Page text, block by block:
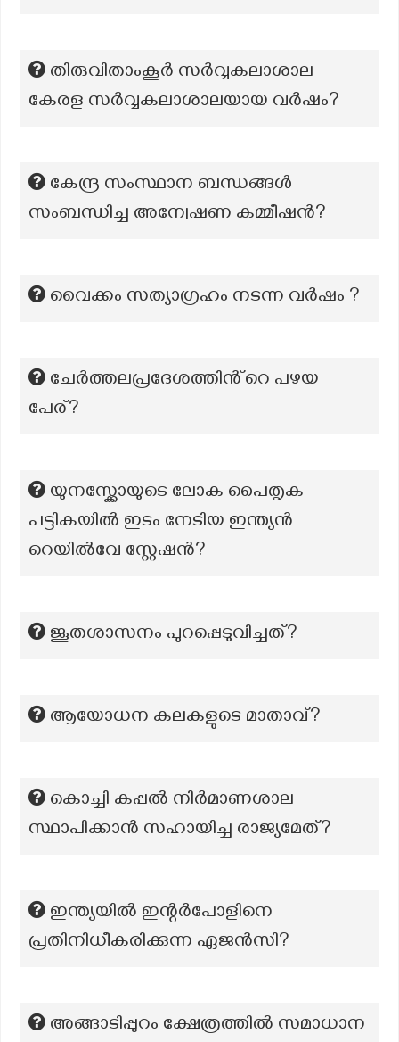
തിരുവിതാംകൂർ സർവ്വകലാശാല
കേരള സർവ്വകലാശാലയായ വർഷം?
കേന്ദ്ര സംസ്ഥാന ബന്ധങ്ങൾ
സംബന്ധിച്ച അന്വേഷണ കമ്മീഷന്‍?
വൈക്കം സത്യാഗ്രഹം നടന്ന വർഷം ?
ചേർത്തലപ്രദേശത്തിൻ്റെ പഴയ
പേര്?
യുനസ്ക്കോയുടെ ലോക പൈതൃക
പട്ടികയിൽ ഇടം നേടിയ ഇന്ത്യൻ
റെയിൽവേ സ്റ്റേഷൻ?
ജൂതശാസനം പുറപ്പെടുവിച്ചത്?
ആയോധന കലകളുടെ മാതാവ്?
കൊച്ചി കപ്പൽ നിർമാണശാല
സ്ഥാപിക്കാൻ സഹായിച്ച രാജ്യമേത്?
ഇന്ത്യയിൽ ഇന്റർപോളിനെ
പ്രതിനിധീകരിക്കുന്ന ഏജൻസി?
അങ്ങാടിപ്പുറം ക്ഷേത്രത്തിൽ സമാധാന